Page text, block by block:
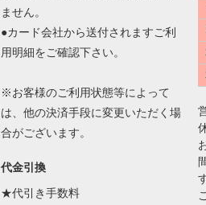
ません。
●カード会社から送付されますご利
用明細をご確認下さい。
※お客様のご利用状態等によって
は、他の決済手段に変更いただく場
合がございます。
代金引換
★代引き手数料